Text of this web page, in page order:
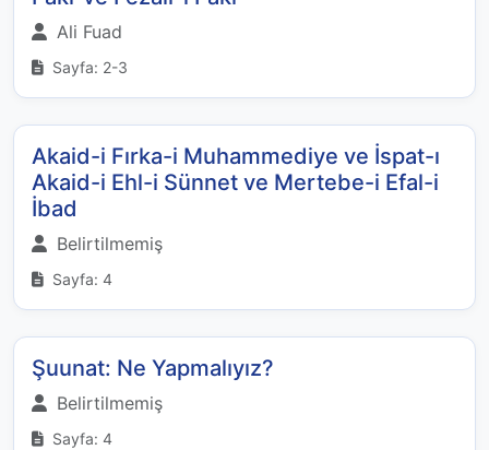
Ali Fuad
Sayfa: 2-3
Akaid-i Fırka-i Muhammediye ve İspat-ı
Akaid-i Ehl-i Sünnet ve Mertebe-i Efal-i
İbad
Belirtilmemiş
Sayfa: 4
Şuunat: Ne Yapmalıyız?
Belirtilmemiş
Sayfa: 4